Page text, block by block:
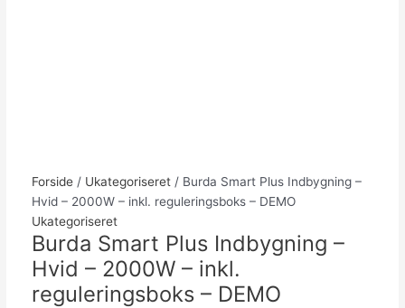
Forside/ Ukategoriseret/ Burda Smart Plus Indbygning –
Hvid – 2000W – inkl. reguleringsboks – DEMO
Ukategoriseret
Burda Smart Plus Indbygning –
Hvid – 2000W – inkl.
reguleringsboks – DEMO